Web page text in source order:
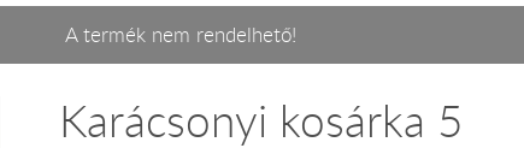
A termék nem rendelhető!
Karácsonyi kosárka 5